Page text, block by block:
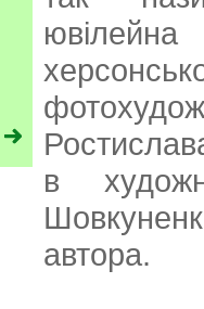
в
автора.